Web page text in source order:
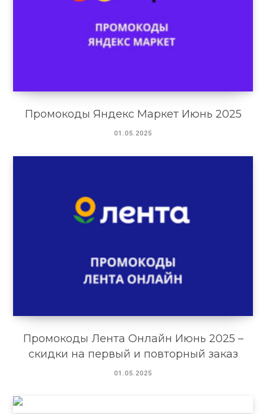
Промокоды Яндекс Маркет Июнь 2025
01.05.2025
Промокоды Лента Онлайн Июнь 2025 –
скидки на первый и повторный заказ
01.05.2025